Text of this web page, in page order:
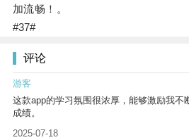
加流畅！。
#37#
评论
游客
这款app的学习氛围很浓厚，能够激励我不
成绩。
2025-07-18